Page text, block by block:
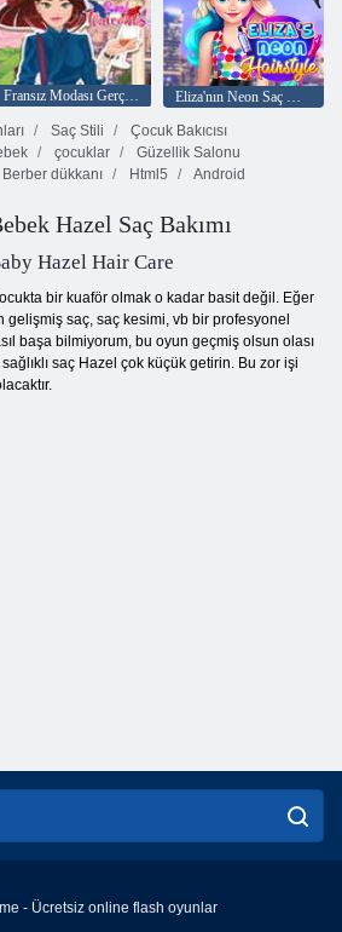
Fransız Modası Gerçek Saç Kesimleri
Eliza'nın Neon Saç Modeli
Saç Stili
Çocuk Bakıcısı
çocuklar
Güzellik Salonu
Berber dükkanı Html5 Android
Hazel Saç Bakımı
Hazel Hair Care
bir kuaför olmak o kadar basit değil. Eğer
gelişmiş saç, saç kesimi, vb bir profesyonel
başa bilmiyorum, bu oyun geçmiş olsun olası
saç Hazel çok küçük getirin. Bu zor işi
- Ücretsiz online flash oyunlar